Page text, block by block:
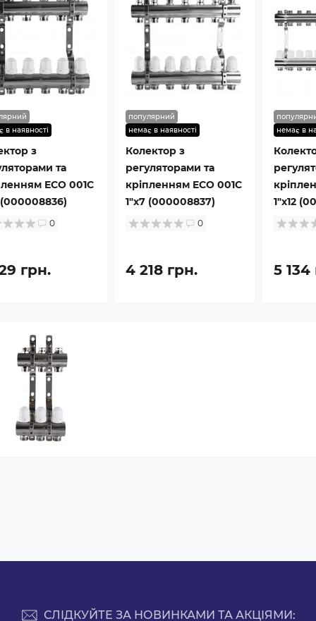
в наявності
з
та
ECO 001С
(000008836)
0
грн.
популярний
немає в наявності
Колектор з
регуляторами та
кріпленням ECO 001С
1″x7 (000008837)
0
4 218 грн.
немає в
1″x12
5 134
СЛІДКУЙТЕ ЗА НОВИНКАМИ ТА АКЦІЯМИ: